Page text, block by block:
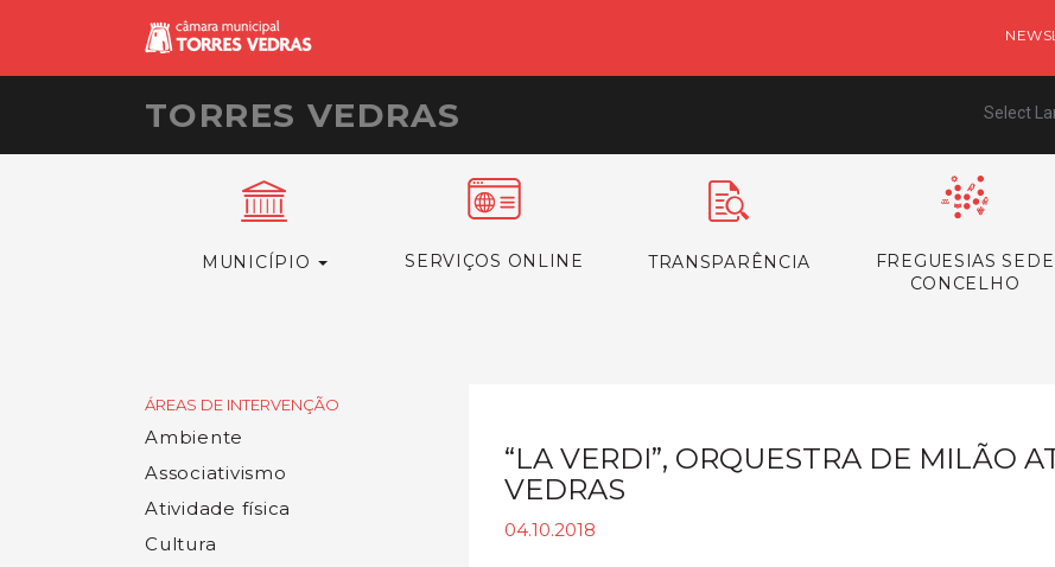
TORRES VEDRAS Select
MUNICÍPIO SERVIÇOS ONLINE TRANSPARÊNCIA
FREGUESIAS SEDE
CONCELHO
ÁREAS DE INTERVENÇÃO
Ambiente
Associativismo
Atividade física
Cultura
“LA VERDI”, ORQUESTRA DE MILÃO
VEDRAS
04.10.2018